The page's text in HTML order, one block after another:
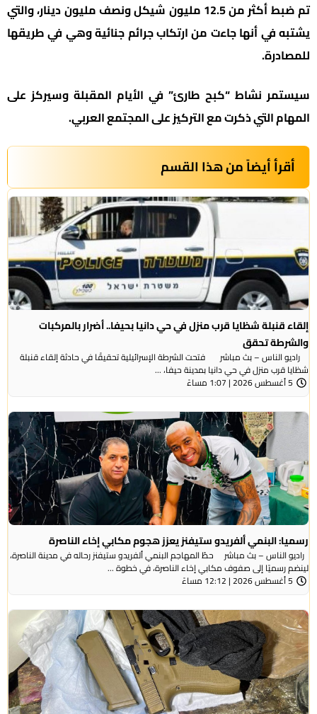
تم ضبط أكثر من 12.5 مليون شيكل ونصف مليون دينار، والتي
يشتبه في أنها جاءت من ارتكاب جرائم جنائية وهي في طريقها
للمصادرة.
سيستمر نشاط “كبح طارئ” في الأيام المقبلة وسيركز على
المهام التي ذكرت مع التركيز على المجتمع العربي.
أقرأ أيضاً من هذا القسم
إلقاء قنبلة شظايا قرب منزل في حي دانيا بحيفا.. أضرار بالمركبات
والشرطة تحقق
راديو الناس – بث مباشر فتحت الشرطة الإسرائيلية تحقيقًا في حادثة إلقاء قنبلة
شظايا قرب منزل في حي دانيا بمدينة حيفا، ...
5 أغسطس 2026 | 1:07 مساءً
رسميا: البنمي ألفريدو ستيفنز يعزز هجوم مكابي إخاء الناصرة
راديو الناس – بث مباشر حطّ المهاجم البنمي ألفريدو ستيفنز رحاله في مدينة الناصرة،
لينضم رسميًا إلى صفوف مكابي إخاء الناصرة، في خطوة ...
5 أغسطس 2026 | 12:12 مساءً